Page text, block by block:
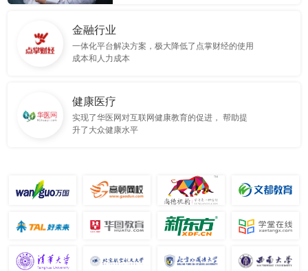
金融行业
一体化平台解决方案，极大降低了点掌财经的使用
成本和人力成本
健康医疗
实现了华医网对互联网健康教育的促进， 帮助提
升了大众健康水平